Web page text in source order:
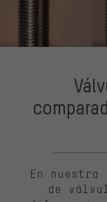
En nuestra
de